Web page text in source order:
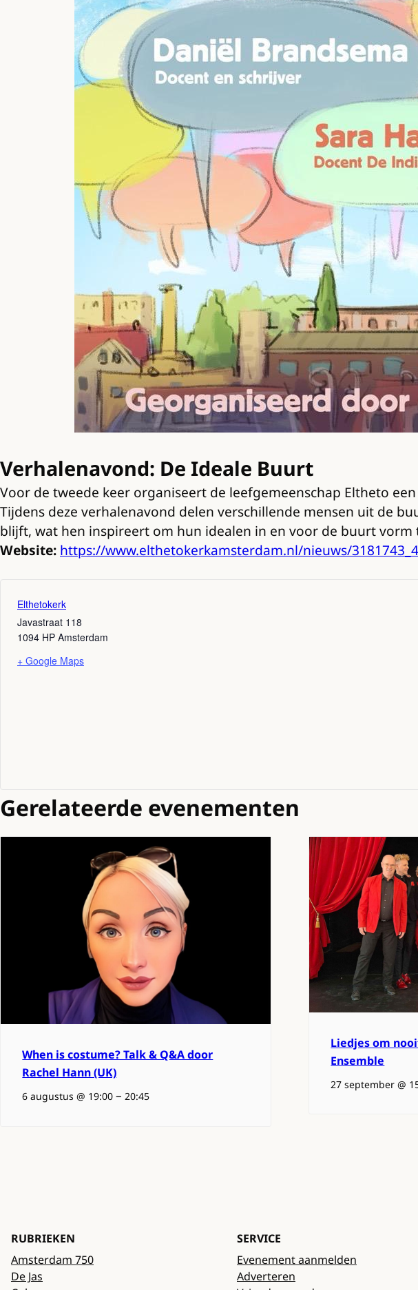
Verhalenavond: De Ideale Buurt
Voor de tweede keer organiseert de leefgemeenschap Eltheto
Tijdens deze verhalenavond delen verschillende mensen uit de
blijft, wat hen inspireert om hun idealen in en voor de buurt
Website: https://www.elthetokerkamsterdam.nl/nieuws/
Elthetokerk
Javastraat 118
1094 HP Amsterdam
+ Google Maps
Gerelateerde evenementen
When is costume? Talk & Q&A door
Rachel Hann (UK)
6 augustus @ 19:00 –20:45
Liedjes om
Ensemble
27 september @
RUBRIEKEN
Amsterdam 750
De Jas
SERVICE
Evenement aanmelden
Adverteren